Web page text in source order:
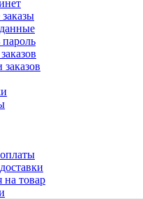
на товар